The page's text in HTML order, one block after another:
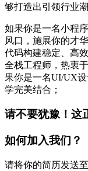
够打造出引领行业
如果你是一名小程
风口，施展你的才
代码构建稳定、高
全栈工程师，热衷
果你是一名UI/UX
学完美结合；
请不要犹豫！这
如何加入我们？
请将你的简历发送